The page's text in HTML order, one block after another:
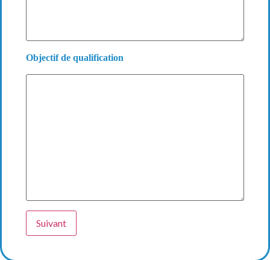
Objectif de qualification
Suivant